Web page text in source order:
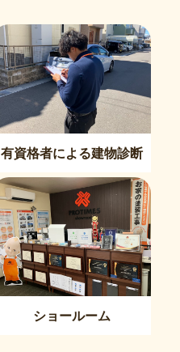
有資格者による建物診断
ショールーム